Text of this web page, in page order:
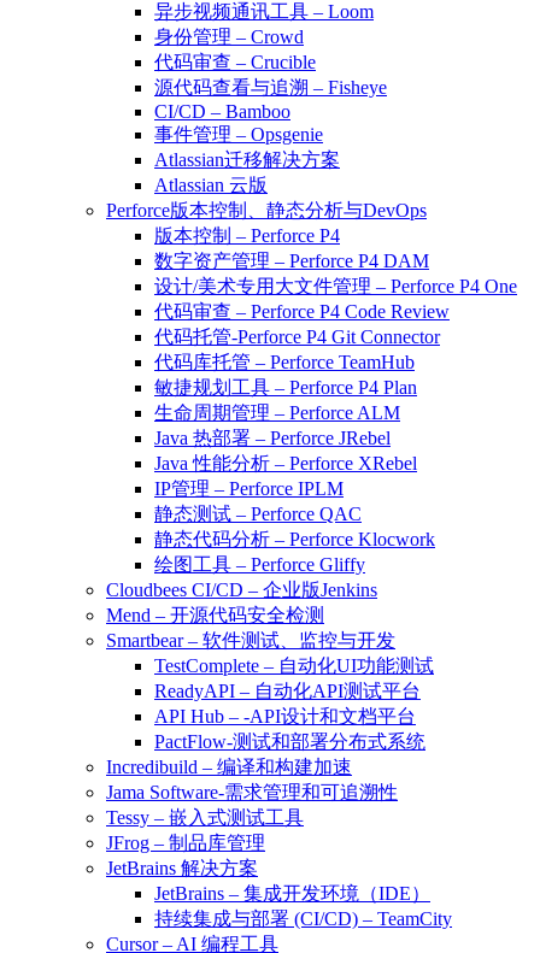
异步视频通讯工具 – Loom
身份管理 – Crowd
代码审查 – Crucible
源代码查看与追溯 – Fisheye
CI/CD – Bamboo
事件管理 – Opsgenie
Atlassian迁移解决方案
Atlassian 云版
Perforce版本控制、静态分析与DevOps
版本控制 – Perforce P4
数字资产管理 – Perforce P4 DAM
设计/美术专用大文件管理 – Perforce P4 One
代码审查 – Perforce P4 Code Review
代码托管-Perforce P4 Git Connector
代码库托管 – Perforce TeamHub
敏捷规划工具 – Perforce P4 Plan
生命周期管理 – Perforce ALM
Java 热部署 – Perforce JRebel
Java 性能分析 – Perforce XRebel
IP管理 – Perforce IPLM
静态测试 – Perforce QAC
静态代码分析 – Perforce Klocwork
绘图工具 – Perforce Gliffy
Cloudbees CI/CD – 企业版Jenkins
Mend – 开源代码安全检测
Smartbear – 软件测试、监控与开发
TestComplete – 自动化UI功能测试
ReadyAPI – 自动化API测试平台
API Hub – -API设计和文档平台
PactFlow-测试和部署分布式系统
Incredibuild – 编译和构建加速
Jama Software-需求管理和可追溯性
Tessy – 嵌入式测试工具
JFrog – 制品库管理
JetBrains 解决方案
JetBrains – 集成开发环境（IDE）
持续集成与部署 (CI/CD) – TeamCity
Cursor – AI 编程工具